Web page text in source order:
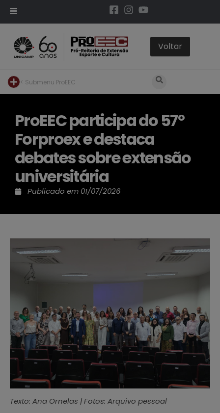
< Submenu ProEEC
ProEEC participa do 57º
Forproex e destaca
debates sobre extensão
universitária
Publicado em 01/07/2026
Texto: Ana Ornelas | Fotos: Arquivo pessoal